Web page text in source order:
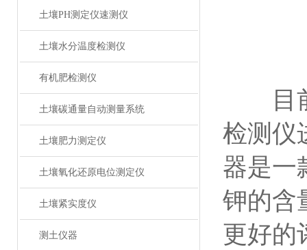
土壤PH测定仪速测仪
土壤水分温度检测仪
有机肥检测仪
土壤碳通量自动测量系统
土壤肥力测定仪
土壤氧化还原电位测定仪
土壤紧实度仪
测土仪器
目前
检测仪
器是一
钾的含
更好的